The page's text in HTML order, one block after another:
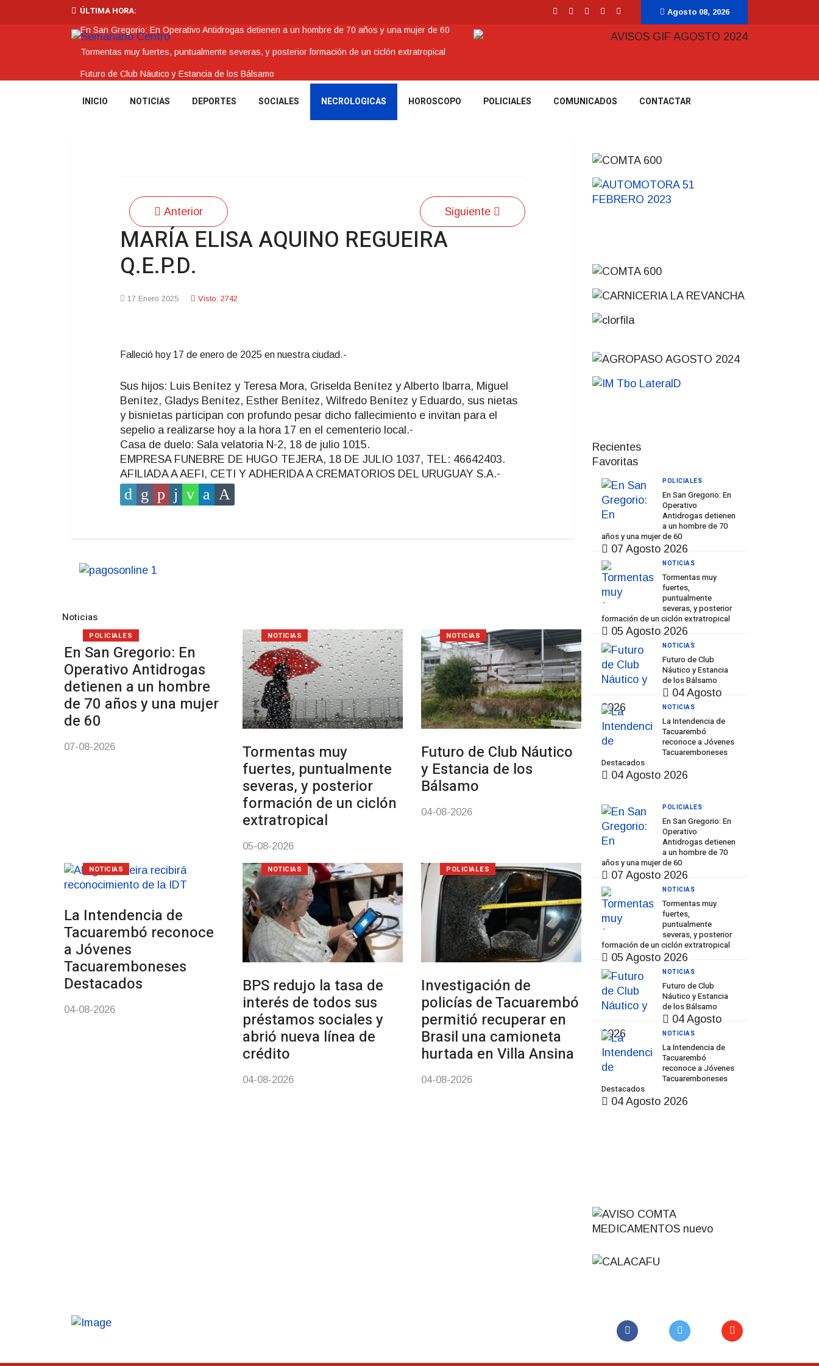
ÚLTIMA HORA:
En San Gregorio: En Operativo Antidrogas detienen a un hombre de 70 años y una mujer de 60
Tormentas muy fuertes, puntualmente severas, y posterior formación de un ciclón extratropical
Futuro de Club Náutico y Estancia de los Bálsamo
La Intendencia de Tacuarembó reconoce a Jóvenes Tacuaremboneses Destacados
Agosto 08, 2026
INICIO NOTICIAS DEPORTES SOCIALES NECROLOGICAS HOROSCOPO POLICIALES COMUNICADOS CONTACTAR
Anterior Siguiente
MARÍA ELISA AQUINO REGUEIRA
Q.E.P.D.
17 Enero 2025 Visto: 2742
Falleció hoy 17 de enero de 2025 en nuestra ciudad.-
Sus hijos: Luis Benítez y Teresa Mora, Griselda Benítez y Alberto Ibarra, Miguel
Benítez, Gladys Benítez, Esther Benítez, Wilfredo Benítez y Eduardo, sus nietas
y bisnietas participan con profundo pesar dicho fallecimiento e invitan para el
sepelio a realizarse hoy a la hora 17 en el cementerio local.-
Casa de duelo: Sala velatoria N-2, 18 de julio 1015.
EMPRESA FUNEBRE DE HUGO TEJERA, 18 DE JULIO 1037, TEL: 46642403.
AFILIADA A AEFI, CETI Y ADHERIDA A CREMATORIOS DEL URUGUAY S.A.-
Noticias
En San Gregorio: En
Operativo Antidrogas
detienen a un hombre
de 70 años y una mujer
de 60
07-08-2026
POLICIALES
Tormentas muy
fuertes, puntualmente
severas, y posterior
formación de un ciclón
extratropical
05-08-2026
NOTICIAS
Futuro de Club Náutico
y Estancia de los
Bálsamo
04-08-2026
NOTICIAS
La Intendencia de
Tacuarembó reconoce
a Jóvenes
Tacuaremboneses
Destacados
04-08-2026
NOTICIAS
BPS redujo la tasa de
interés de todos sus
préstamos sociales y
abrió nueva línea de
crédito
04-08-2026
NOTICIAS
Investigación de
policías de Tacuarembó
permitió recuperar en
Brasil una camioneta
hurtada en Villa Ansina
04-08-2026
POLICIALES
Recientes
Favoritas
En San Gregorio: En
Operativo
Antidrogas detienen
a un hombre de 70
años y una mujer de 60
07 Agosto 2026
POLICIALES
Tormentas muy
fuertes,
puntualmente
severas, y posterior
formación de un ciclón extratropical
05 Agosto 2026
NOTICIAS
Futuro de Club
Náutico y Estancia
de los Bálsamo
04 Agosto
2026
NOTICIAS
La Intendencia de
Tacuarembó
reconoce a Jóvenes
Tacuaremboneses
Destacados
04 Agosto 2026
NOTICIAS
En San Gregorio: En
Operativo
Antidrogas detienen
a un hombre de 70
años y una mujer de 60
07 Agosto 2026
POLICIALES
Tormentas muy
fuertes,
puntualmente
severas, y posterior
formación de un ciclón extratropical
05 Agosto 2026
NOTICIAS
Futuro de Club
Náutico y Estancia
de los Bálsamo
04 Agosto
2026
NOTICIAS
La Intendencia de
Tacuarembó
reconoce a Jóvenes
Tacuaremboneses
Destacados
04 Agosto 2026
NOTICIAS